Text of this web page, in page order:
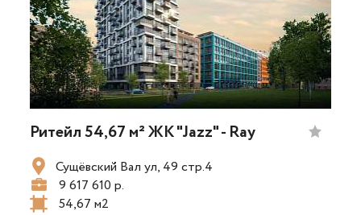
Ритейл 54,67 м² ЖК "Jazz" - Ray
Сущёвский Вал ул, 49 стр.4
9 617 610 р.
54,67 м2